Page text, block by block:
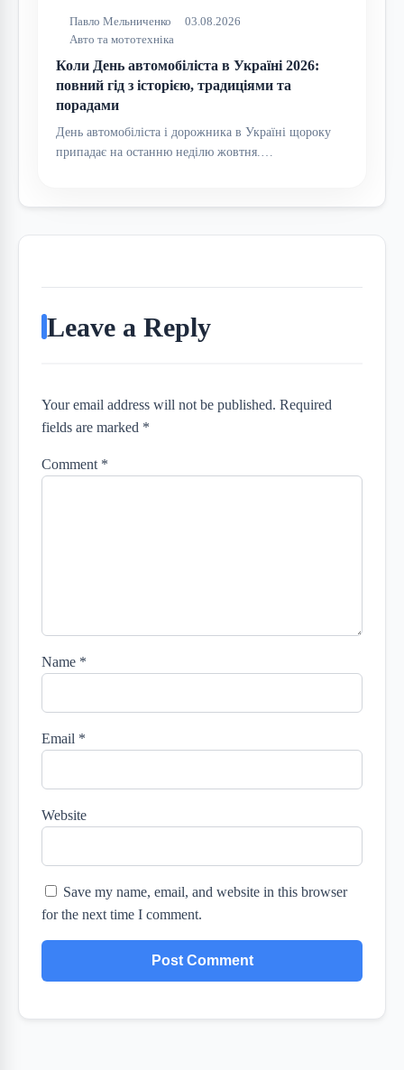
Павло Мельниченко
03.08.2026
Авто та мототехніка
Коли День автомобіліста в Україні 2026:
повний гід з історією, традиціями та
порадами
День автомобіліста і дорожника в Україні щороку
припадає на останню неділю жовтня.…
Leave a Reply
Your email address will not be published. Required
fields are marked *
Comment *
Name *
Email *
Website
Save my name, email, and website in this browser
for the next time I comment.